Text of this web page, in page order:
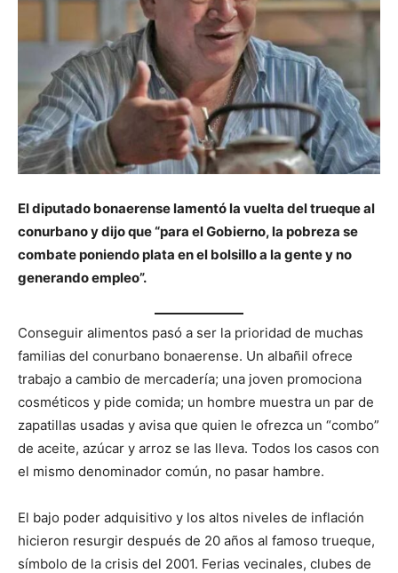
El diputado bonaerense lamentó la vuelta del trueque al
conurbano y dijo que “para el Gobierno, la pobreza se
combate poniendo plata en el bolsillo a la gente y no
generando empleo”.
Conseguir alimentos pasó a ser la prioridad de muchas
familias del conurbano bonaerense. Un albañil ofrece
trabajo a cambio de mercadería; una joven promociona
cosméticos y pide comida; un hombre muestra un par de
zapatillas usadas y avisa que quien le ofrezca un “combo”
de aceite, azúcar y arroz se las lleva. Todos los casos con
el mismo denominador común, no pasar hambre.
El bajo poder adquisitivo y los altos niveles de inflación
hicieron resurgir después de 20 años al famoso trueque,
símbolo de la crisis del 2001. Ferias vecinales, clubes de